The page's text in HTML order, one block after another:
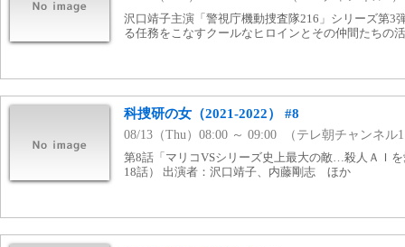
沢口靖子主演「警視庁機動捜査隊216」シリーズ第3
る任務をこなすクールなヒロインとその仲間たちの
科捜研の女（2021-2022） #8
08/13（Thu）08:00 ～ 09:00 （テレ朝チャンネル
第8話「マリコVSシリーズ史上最大の敵…殺人ＡＩ
18話） 出演者：沢口靖子、内藤剛志 ほか